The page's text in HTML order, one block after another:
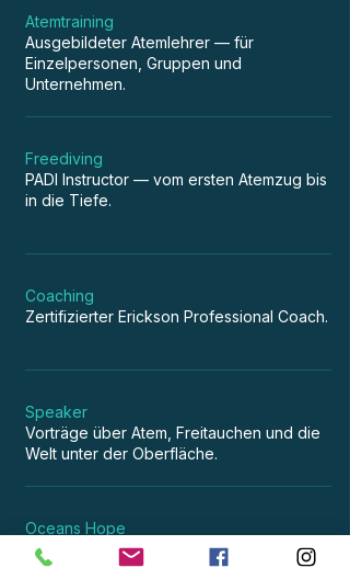
Atemtraining
Ausgebildeter Atemlehrer — für
Einzelpersonen, Gruppen und
Unternehmen.
Freediving
PADI Instructor — vom ersten Atemzug bis
in die Tiefe.
Coaching
Zertifizierter Erickson Professional Coach.
Speaker
Vorträge über Atem, Freitauchen und die
Welt unter der Oberfläche.
Oceans Hope
Impact Storytelling & Dokumentarfilme.